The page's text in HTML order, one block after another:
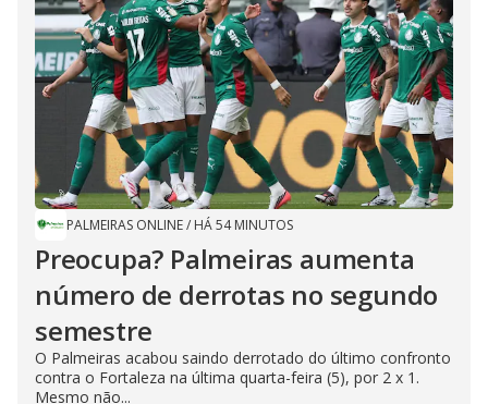
PALMEIRAS ONLINE/ HÁ 54 MINUTOS
Preocupa? Palmeiras aumenta
número de derrotas no segundo
semestre
O Palmeiras acabou saindo derrotado do último confronto
contra o Fortaleza na última quarta-feira (5), por 2 x 1.
Mesmo não...